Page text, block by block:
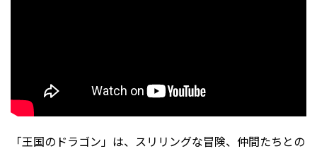
「王国のドラゴン」は、スリリングな冒険、仲間たちとの